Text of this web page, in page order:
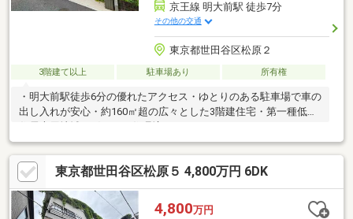
京王線 明大前駅 徒歩7分
その他の交通
東京都世田谷区松原２
3階建て以上 駐車場あり 所有権
・明大前駅徒歩6分の優れたアクセス・ゆとりのある駐車場で車の
出し入れが安心・約160㎡超の広々とした3階建住宅・第一種低層
東京都世田谷区松原５ 4,800万円 6DK
4,800万円